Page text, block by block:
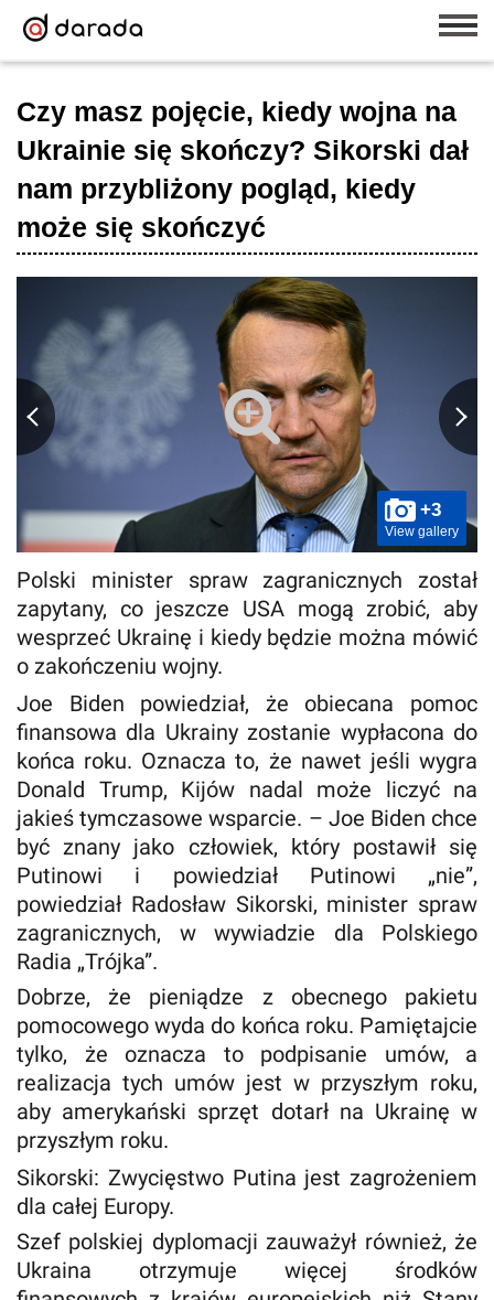
Czy masz pojęcie, kiedy wojna na
Ukrainie się skończy? Sikorski dał
nam przybliżony pogląd, kiedy
może się skończyć
+3
View gallery
Polski minister spraw zagranicznych został
zapytany, co jeszcze USA mogą zrobić, aby
wesprzeć Ukrainę i kiedy będzie można mówić
o zakończeniu wojny.
Joe Biden powiedział, że obiecana pomoc
finansowa dla Ukrainy zostanie wypłacona do
końca roku. Oznacza to, że nawet jeśli wygra
Donald Trump, Kijów nadal może liczyć na
jakieś tymczasowe wsparcie. – Joe Biden chce
być znany jako człowiek, który postawił się
Putinowi i powiedział Putinowi „nie”,
powiedział Radosław Sikorski, minister spraw
zagranicznych, w wywiadzie dla Polskiego
Radia „Trójka”.
Dobrze, że pieniądze z obecnego pakietu
pomocowego wyda do końca roku. Pamiętajcie
tylko, że oznacza to podpisanie umów, a
realizacja tych umów jest w przyszłym roku,
aby amerykański sprzęt dotarł na Ukrainę w
przyszłym roku.
Sikorski: Zwycięstwo Putina jest zagrożeniem
dla całej Europy.
Szef polskiej dyplomacji zauważył również, że
Ukraina otrzymuje więcej środków